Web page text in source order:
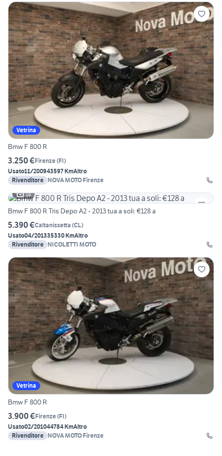
Vetrina
Bmw F 800 R
3.250 €Firenze(FI)
Usato11/200943597 KmAltro
Rivenditore NOVA MOTO Firenze
14
Bmw F 800 R Tris Depo A2 - 2013 tua a soli: €128 a
5.390 €Caltanissetta (CL)
Usato04/201335330 KmAltro
Rivenditore NICOLETTI MOTO
Vetrina
Bmw F 800 R
3.900 €Firenze(FI)
Usato02/201044784 KmAltro
Rivenditore NOVA MOTO Firenze